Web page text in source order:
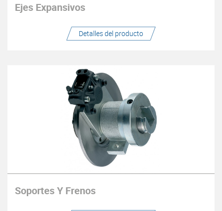
Ejes Expansivos
Detalles del producto
Soportes Y Frenos